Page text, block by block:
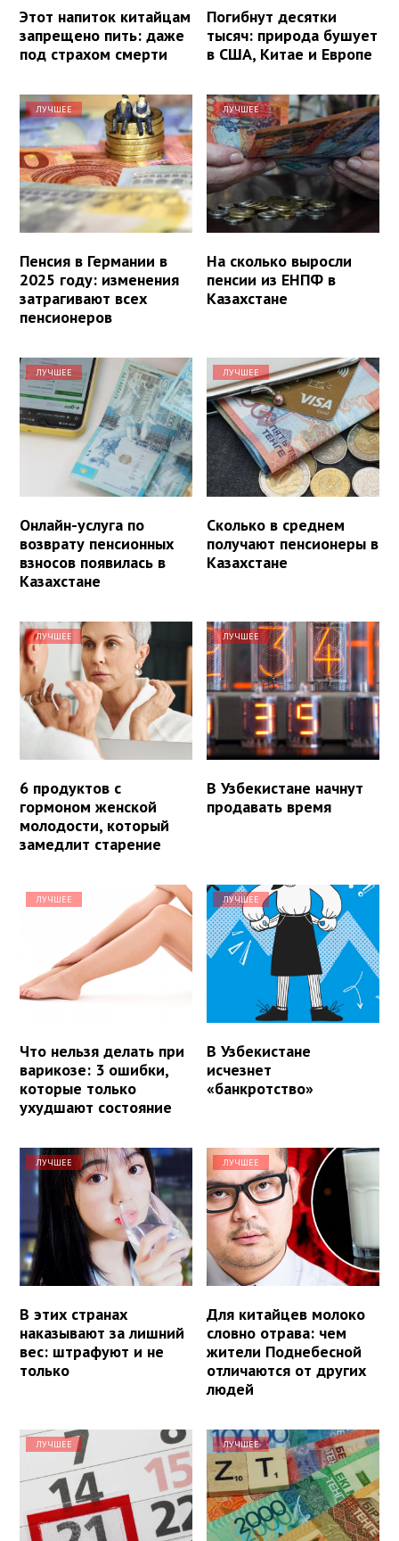
Этот напиток китайцам
запрещено пить: даже
под страхом смерти
Погибнут десятки
тысяч: природа бушует
в США, Китае и Европе
ЛУЧШЕЕ
Пенсия в Германии в
2025 году: изменения
затрагивают всех
пенсионеров
ЛУЧШЕЕ
На сколько выросли
пенсии из ЕНПФ в
Казахстане
ЛУЧШЕЕ
Онлайн-услуга по
возврату пенсионных
взносов появилась в
Казахстане
ЛУЧШЕЕ
Сколько в среднем
получают пенсионеры в
Казахстане
ЛУЧШЕЕ
6 продуктов с
гормоном женской
молодости, который
замедлит старение
ЛУЧШЕЕ
В Узбекистане начнут
продавать время
ЛУЧШЕЕ
Что нельзя делать при
варикозе: 3 ошибки,
которые только
ухудшают состояние
ЛУЧШЕЕ
В Узбекистане
исчезнет
«банкротство»
ЛУЧШЕЕ
В этих странах
наказывают за лишний
вес: штрафуют и не
только
ЛУЧШЕЕ
Для китайцев молоко
словно отрава: чем
жители Поднебесной
отличаются от других
людей
ЛУЧШЕЕ ЛУЧШЕЕ